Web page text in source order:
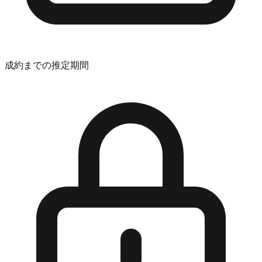
成約までの推定期間